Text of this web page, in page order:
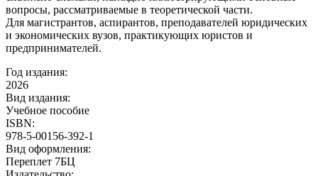
вопросы, рассматриваемые в теоретической части.
Для магистрантов, аспирантов, преподавателей юридических
и экономических вузов, практикующих юристов и
предпринимателей.
Год издания:
2026
Вид издания:
Учебное пособие
ISBN:
978-5-00156-392-1
Вид оформления:
Переплет 7БЦ